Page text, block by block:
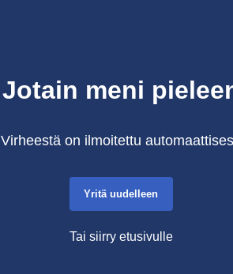
Jotain meni
Virheestä on ilmoitettu
Yritä uudelleen
Tai siirry etusivulle